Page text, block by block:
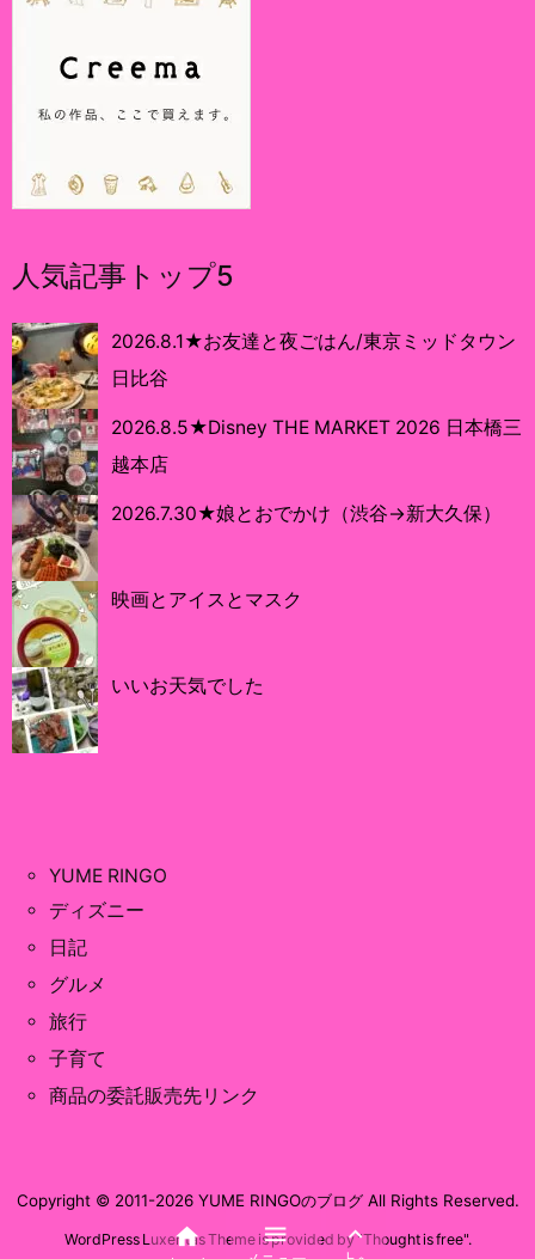
人気記事トップ5
2026.8.1★お友達と夜ごはん/東京ミッドタウン
日比谷
2026.8.5★Disney THE MARKET 2026 日本橋三
越本店
2026.7.30★娘とおでかけ（渋谷→新大久保）
映画とアイスとマスク
いいお天気でした
YUME RINGO
ディズニー
日記
グルメ
旅行
子育て
商品の委託販売先リンク
Copyright © 2011-2026 YUME RINGOのブログAll Rights Reserved.
WordPress Luxeritas Theme is provided by "Thought is free".
  